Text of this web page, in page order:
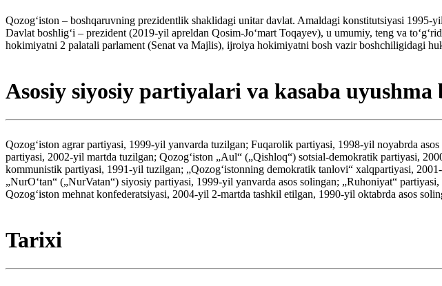
Qozogʻiston – boshqaruvning prezidentlik shaklidagi unitar davlat. Amaldagi konstitutsiyasi
Davlat boshligʻi – prezident (2019-yil apreldan Qosim-Joʻmart Toqayev), u umumiy, teng va
hokimiyatni 2 palatali parlament (Senat va Majlis), ijroiya hokimiyatni bosh vazir boshchiligidagi
Asosiy siyosiy partiyalari va kasaba
Qozogʻiston agrar partiyasi, 1999-yil yanvarda tuzilgan; Fuqarolik partiyasi, 1998-yil noyabrda
partiyasi, 2002-yil martda tuzilgan; Qozogʻiston „Aul“ („Qishloq“) sotsial-demokratik partiyasi,
kommunistik partiyasi, 1991-yil tuzilgan; „Qozogʻistonning demokratik tanlovi“ xalqpartiyasi,
„NurOʻtan“ („NurVatan“) siyosiy partiyasi, 1999-yil yanvarda asos solingan; „Ruhoniyat“
Qozogʻiston mehnat konfederatsiyasi, 2004-yil 2-martda tashkil etilgan, 1990-yil oktabrda asos
Tarixi